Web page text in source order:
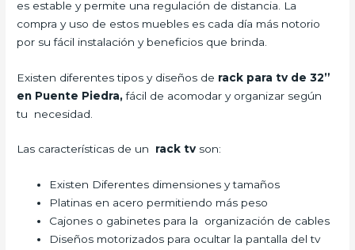
es estable y permite una regulación de distancia. La
compra y uso de estos muebles es cada día más notorio
por su fácil instalación y beneficios que brinda.
Existen diferentes tipos y diseños de rack para tv de 32”
en Puente Piedra,fácil de acomodar y organizar según
tu necesidad.
Las características de un rack tv son:
Existen Diferentes dimensiones y tamaños
Platinas en acero permitiendo más peso
Cajones o gabinetes para la organización de cables
Diseños motorizados para ocultar la pantalla del tv